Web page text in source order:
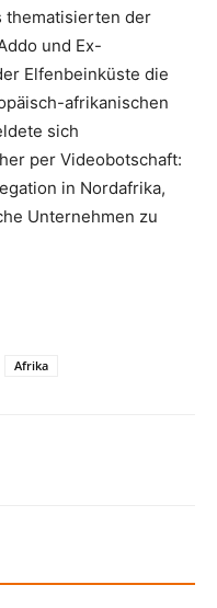
thematisierten der
und Ex-
Elfenbeinküste die
afrikanischen
sich
per Videobotschaft:
in Nordafrika,
Unternehmen zu
Afrika